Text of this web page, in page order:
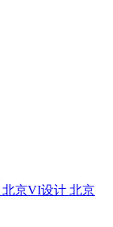
北京VI设计 北京